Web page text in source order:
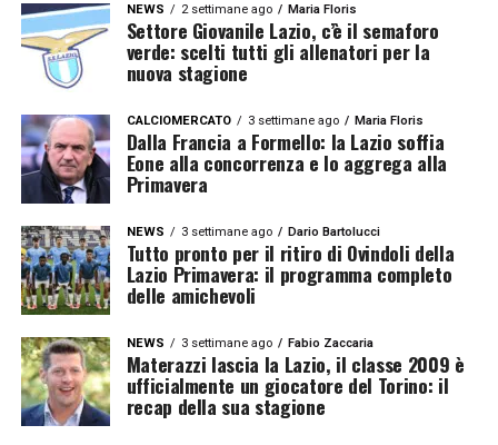
NEWS 2 settimane ago Maria Floris
Settore Giovanile Lazio, c’è il semaforo
verde: scelti tutti gli allenatori per la
nuova stagione
CALCIOMERCATO 3 settimane ago Maria Floris
Dalla Francia a Formello: la Lazio soffia
Eone alla concorrenza e lo aggrega alla
Primavera
NEWS 3 settimane ago Dario Bartolucci
Tutto pronto per il ritiro di Ovindoli della
Lazio Primavera: il programma completo
delle amichevoli
NEWS 3 settimane ago Fabio Zaccaria
Materazzi lascia la Lazio, il classe 2009 è
ufficialmente un giocatore del Torino: il
recap della sua stagione